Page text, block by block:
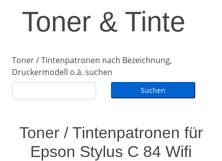
Toner & Tinte
Toner / Tintenpatronen nach Bezeichnung,
Druckermodell o.ä. suchen
Toner / Tintenpatronen für
Epson Stylus C 84 Wifi